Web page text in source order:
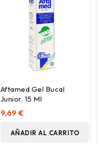
Aftamed Gel Bucal
Junior, 15 Ml
9,69 €
AÑADIR AL CARRITO